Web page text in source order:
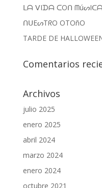
ᒪᗩ ᐯIᗪᗩ ᑕOᑎ
ᑎᑌEᔕTᖇO OTOñO
TARDE DE
Comentarios
Archivos
julio 2025
enero 2025
abril 2024
marzo 2024
enero 2024
octubre 2021